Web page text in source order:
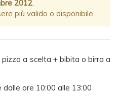
2012.
più valido o disponibile
a scelta + bibita o birra a
ore 10:00 alle 13:00